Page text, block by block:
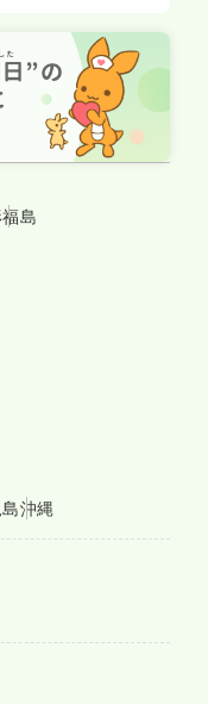
福島
沖縄